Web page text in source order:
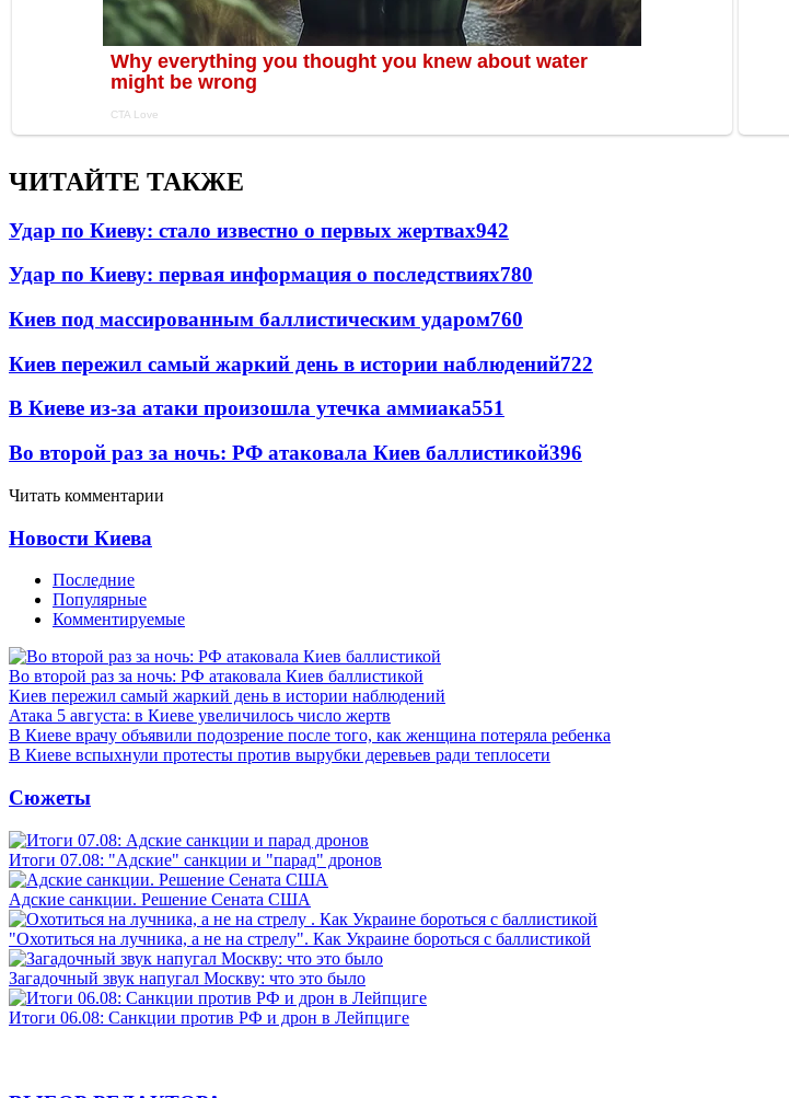
ЧИТАЙТЕ ТАКЖЕ
Удар по Киеву: стало известно о первых жертвах942
Удар по Киеву: первая информация о последствиях780
Киев под массированным баллистическим ударом760
Киев пережил самый жаркий день в истории наблюдений722
В Киеве из-за атаки произошла утечка аммиака551
Во второй раз за ночь: РФ атаковала Киев баллистикой396
Читать комментарии
Новости Киева
Последние
Популярные
Комментируемые
Во второй раз за ночь: РФ атаковала Киев баллистикой
Киев пережил самый жаркий день в истории наблюдений
Атака 5 августа: в Киеве увеличилось число жертв
В Киеве врачу объявили подозрение после того, как женщина потеряла ребенка
В Киеве вспыхнули протесты против вырубки деревьев ради теплосети
Сюжеты
Итоги 07.08: "Адские" санкции и "парад" дронов
Адские санкции. Решение Сената США
"Охотиться на лучника, а не на стрелу". Как Украине бороться с баллистикой
Загадочный звук напугал Москву: что это было
Итоги 06.08: Санкции против РФ и дрон в Лейпциге